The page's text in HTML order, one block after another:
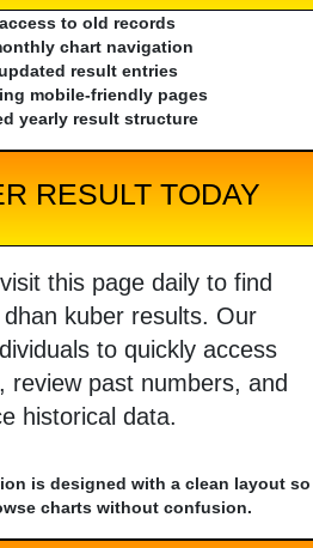
to old records
chart navigation
result entries
mobile-friendly pages
yearly result structure
RESULT TODAY
this page daily to find
kuber results. Our
to quickly access
review past numbers, and
historical data.
is designed with a clean layout so
charts without confusion.